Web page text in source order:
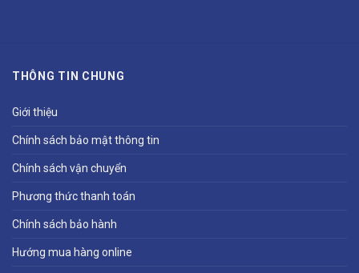
THÔNG TIN CHUNG
Giới thiệu
Chính sách bảo mật thông tin
Chính sách vận chuyển
Phương thức thanh toán
Chính sách bảo hành
Hướng mua hàng online